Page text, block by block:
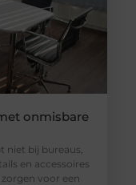
onmisbare
bij bureaus,
en accessoires
voor een